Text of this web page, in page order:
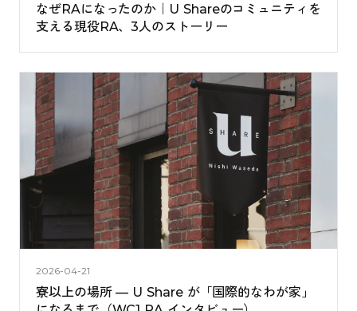
なぜRAになったのか｜U Shareのコミュニティを
支える現役RA、3人のストーリー
2026-04-21
寮以上の場所 — U Share が「国際的なわが家」